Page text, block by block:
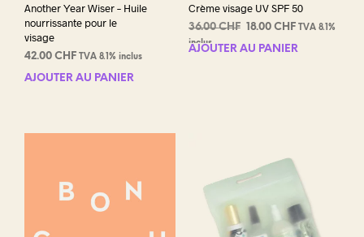
Another Year Wiser – Huile
nourrissante pour le
visage
42.00 CHF TVA 8.1% inclus
AJOUTER AU PANIER
Crème visage UV SPF 50
36.00CHF Le
prix
18.00 CHFLe
prix
TVA 8.1%
inclus
AJOUTER AU PANIER